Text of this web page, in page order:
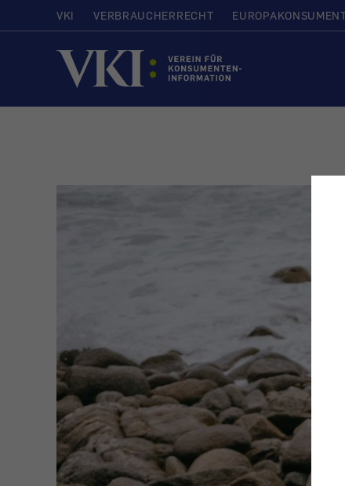
VKI VERBRAUCHERRECHT
Startseite